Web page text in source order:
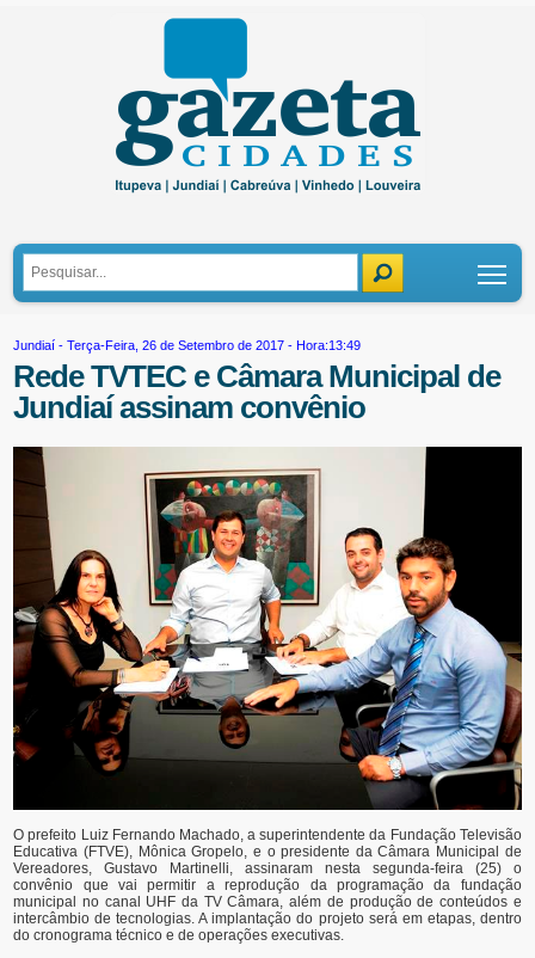
Jundiaí - Terça-Feira, 26 de Setembro de 2017 - Hora:13:49
Rede TVTEC e Câmara Municipal de
Jundiaí assinam convênio
O prefeito Luiz Fernando Machado, a superintendente da Fundação Televisão
Educativa (FTVE), Mônica Gropelo, e o presidente da Câmara Municipal de
Vereadores, Gustavo Martinelli, assinaram nesta segunda-feira (25) o
convênio que vai permitir a reprodução da programação da fundação
municipal no canal UHF da TV Câmara, além de produção de conteúdos e
intercâmbio de tecnologias. A implantação do projeto será em etapas, dentro
do cronograma técnico e de operações executivas.